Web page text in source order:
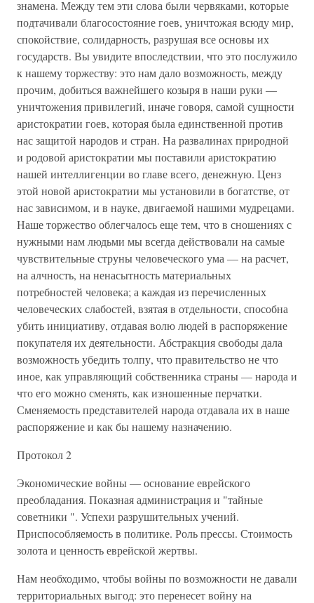
Протокол 2
Экономические войны — основание еврейского
преобладания. Показная администрация и "тайные
советники ". Успехи разрушительных учений.
Приспособляемость в политике. Роль прессы. Стоимость
золота и ценность еврейской жертвы.
Нам необходимо, чтобы войны по возможности не давали
территориальных выгод: это перенесет войну на